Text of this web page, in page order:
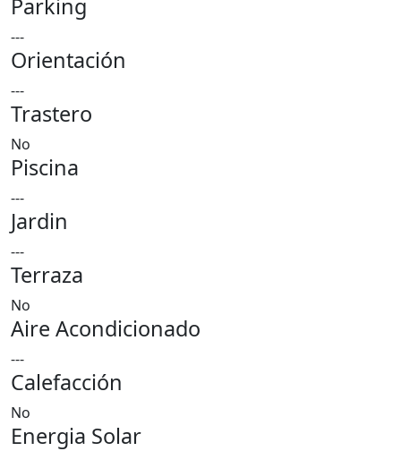
Parking
---
Orientación
---
Trastero
No
Piscina
---
Jardin
---
Terraza
No
Aire Acondicionado
---
Calefacción
No
Energia Solar